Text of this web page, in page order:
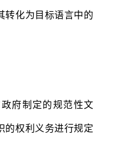
转化为目标语言中的
府制定的规范性文
的权利义务进行规定